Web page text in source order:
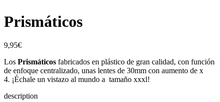
Prismáticos
9,95€
Los Prismáticos fabricados en plástico de gran calidad, con función
de enfoque centralizado, unas lentes de 30mm con aumento de x
4. ¡Échale un vistazo al mundo a tamaño xxxl!
description